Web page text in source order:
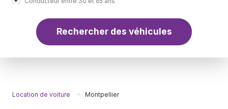
Rechercher des véhicules
Location de voiture Montpellier